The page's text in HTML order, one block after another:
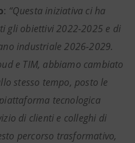
: “Questa iniziativa ci ha
gli obiettivi 2022-2025 e di
industriale 2026-2029.
e TIM, abbiamo cambiato
stesso tempo, posto le
tecnologica
di clienti e colleghi di
percorso trasformativo,